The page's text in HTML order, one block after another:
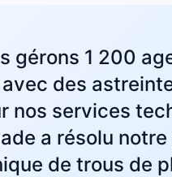
gérons 1 200
des
nos services
a résolu
de trous de